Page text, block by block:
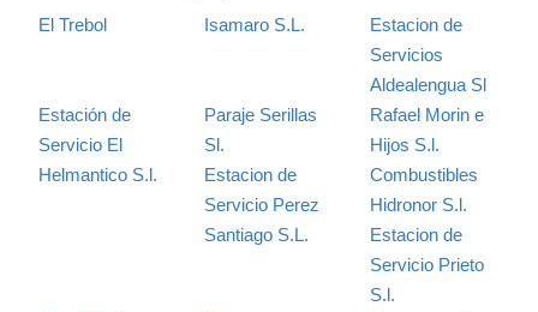
El Trebol Isamaro S.L.
Estacion de
Servicios
Aldealengua Sl
Estación de
Servicio El
Helmantico S.l.
Paraje Serillas
Sl.
Rafael Morin e
Hijos S.l.
Estacion de
Servicio Perez
Santiago S.L.
Combustibles
Hidronor S.l.
Estacion de
Servicio Prieto
S.l.